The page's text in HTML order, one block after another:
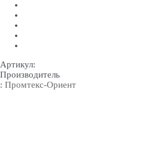
Артикул:
Производитель
: Промтекс-Ориент